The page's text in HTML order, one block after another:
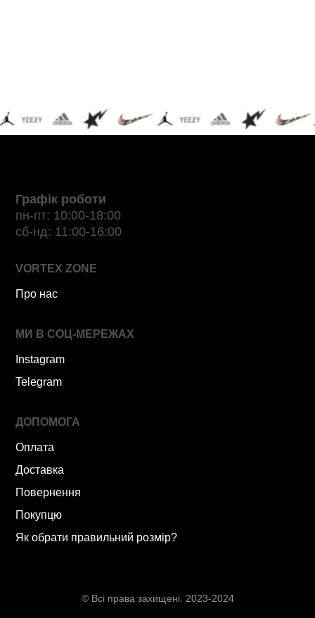
Графік роботи
пн-пт: 10:00-18:00
сб-нд: 11:00-16:00
VORTEX ZONE
Про нас
МИ В СОЦ-МЕРЕЖАХ
Instagram
Telegram
ДОПОМОГА
Оплата
Доставка
Повернення
Покупцю
Як обрати правильний розмір?
© Всі права захищені. 2023-2024